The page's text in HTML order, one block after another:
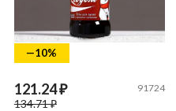
—10%
121.24 ₽
134.71 ₽
91724